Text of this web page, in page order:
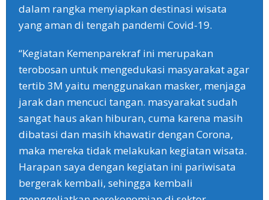
dalam rangka menyiapkan destinasi wisata
yang aman di tengah pandemi Covid-19.
“Kegiatan Kemenparekraf ini merupakan
terobosan untuk mengedukasi masyarakat agar
tertib 3M yaitu menggunakan masker, menjaga
jarak dan mencuci tangan. masyarakat sudah
sangat haus akan hiburan, cuma karena masih
dibatasi dan masih khawatir dengan Corona,
maka mereka tidak melakukan kegiatan wisata.
Harapan saya dengan kegiatan ini pariwisata
bergerak kembali, sehingga kembali